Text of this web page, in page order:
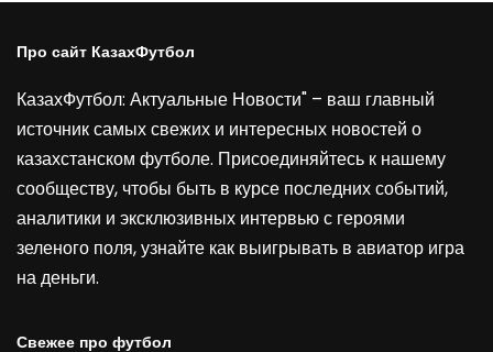
Про сайт КазахФутбол
КазахФутбол: Актуальные Новости" – ваш главный
источник самых свежих и интересных новостей о
казахстанском футболе. Присоединяйтесь к нашему
сообществу, чтобы быть в курсе последних событий,
аналитики и эксклюзивных интервью с героями
зеленого поля, узнайте как выигрывать в авиатор игра
на деньги.
Свежее про футбол